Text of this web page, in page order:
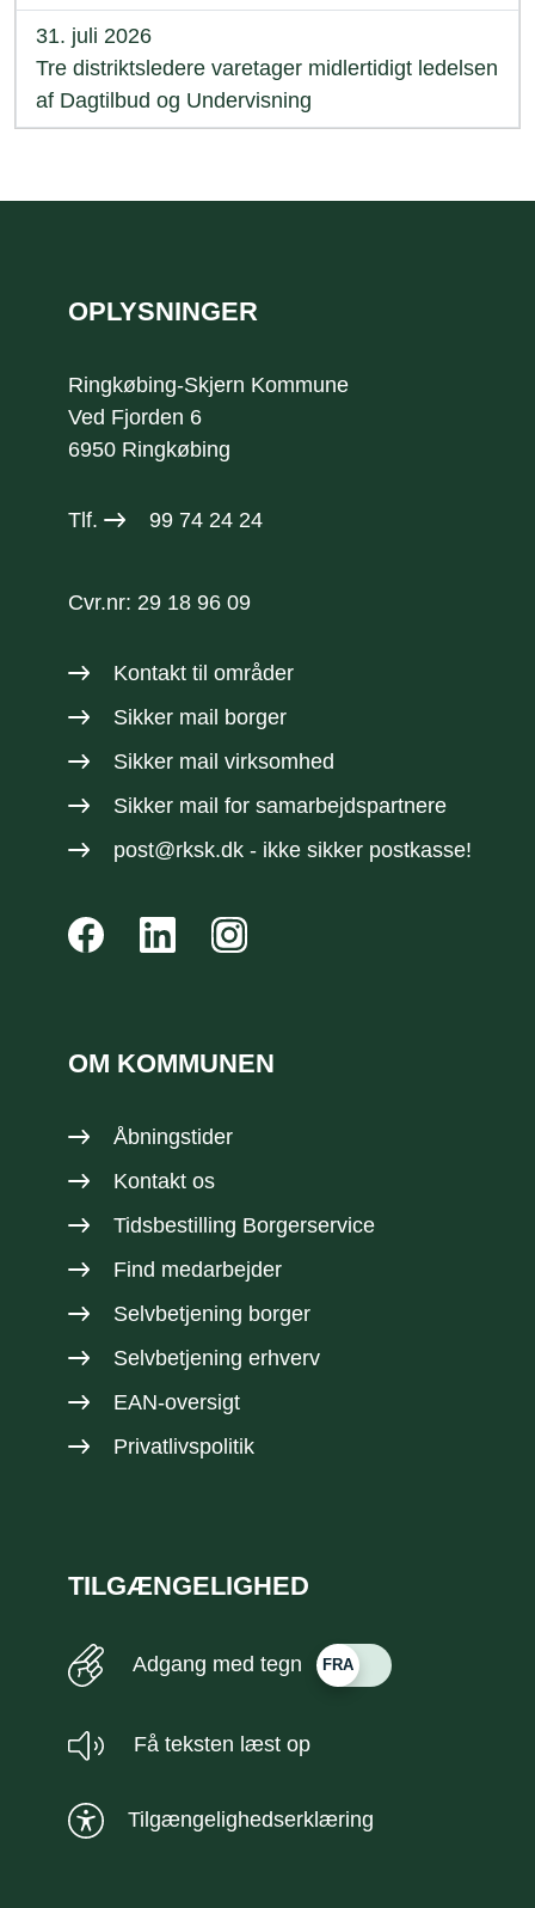
31. juli 2026
Tre distriktsledere varetager midlertidigt ledelsen
af Dagtilbud og Undervisning
OPLYSNINGER
Ringkøbing-Skjern Kommune
Ved Fjorden 6
6950 Ringkøbing
Tlf. 99 74 24 24
Cvr.nr: 29 18 96 09
Kontakt til områder
Sikker mail borger
Sikker mail virksomhed
Sikker mail for samarbejdspartnere
post@rksk.dk- ikke sikker postkasse!
OM KOMMUNEN
Åbningstider
Kontakt os
Tidsbestilling Borgerservice
Find medarbejder
Selvbetjening borger
Selvbetjening erhverv
EAN-oversigt
Privatlivspolitik
TILGÆNGELIGHED
Adgang med tegn
Få teksten læst op
Tilgængelighedserklæring